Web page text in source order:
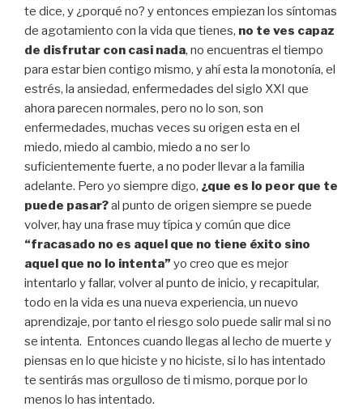
te dice, y ¿porqué no? y entonces empiezan los síntomas
de agotamiento con la vida que tienes, no te ves capaz
de disfrutar con casi nada, no encuentras el tiempo
para estar bien contigo mismo, y ahí esta la monotonía, el
estrés, la ansiedad, enfermedades del siglo XXI que
ahora parecen normales, pero no lo son, son
enfermedades, muchas veces su origen esta en el
miedo, miedo al cambio, miedo a no ser lo
suficientemente fuerte, a no poder llevar a la familia
adelante. Pero yo siempre digo, ¿que es lo peor que te
puede pasar?al punto de origen siempre se puede
volver, hay una frase muy típica y común que dice
“fracasado no es aquel que no tiene éxito sino
aquel que no lo intenta” yo creo que es mejor
intentarlo y fallar, volver al punto de inicio, y recapitular,
todo en la vida es una nueva experiencia, un nuevo
aprendizaje, por tanto el riesgo solo puede salir mal si no
se intenta. Entonces cuando llegas al lecho de muerte y
piensas en lo que hiciste y no hiciste, si lo has intentado
te sentirás mas orgulloso de ti mismo, porque por lo
menos lo has intentado.